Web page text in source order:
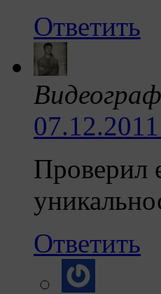
Ответить
Видеограф
Проверил
Ответить